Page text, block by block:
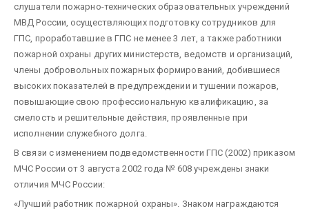
слушатели пожарно-технических образовательных учреждений
МВД России, осуществляющих подготовку сотрудников для
ГПС, проработав­шие в ГПС не менее 3 лет, а также работники
пожарной охраны других министерств, ведомств и организаций,
члены добровольных пожарных формирований, добившиеся
высоких показателей в предупреждении и тушении пожаров,
повышающие свою профессиональную квалификацию, за
смелость и решительные действия, проявленные при
исполнении служебного долга.
В связи с изменением подведомственности ГПС (2002) приказом
МЧС России от 3 августа 2002 года № 608 учреждены знаки
отличия МЧС России:
«Лучший работник пожарной охраны». Знаком награждаются